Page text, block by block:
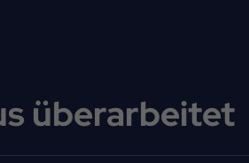
überarbeitet